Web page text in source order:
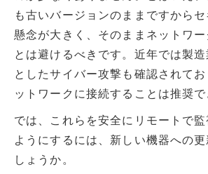
も古いバージョンのままですから
懸念が大きく、そのままネットワー
とは避けるべきです。近年では製
としたサイバー攻撃も確認されて
ットワークに接続することは推奨で
では、これらを安全にリモートで
ようにするには、新しい機器への
しょうか。